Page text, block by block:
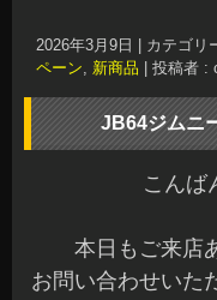
2026年3月9日 カテゴリ
ペーン, 新商品 投稿者 :
JB64ジム
こんば
本日もご来店
お問い合わせいた